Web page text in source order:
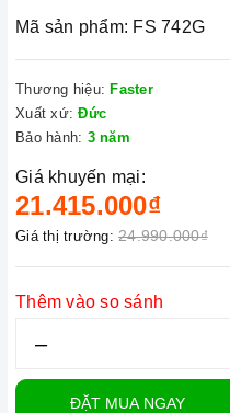
Mã sản phẩm: FS 742G
Thương hiệu: Faster
Xuất xứ: Đức
Bảo hành: 3 năm
Giá khuyến mại:
21.415.000₫
Giá thị trường: 24.990.000₫
Thêm vào so sánh
–
ĐẶT MUA NGAY